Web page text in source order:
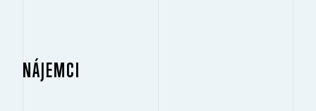
NÁJEMCI